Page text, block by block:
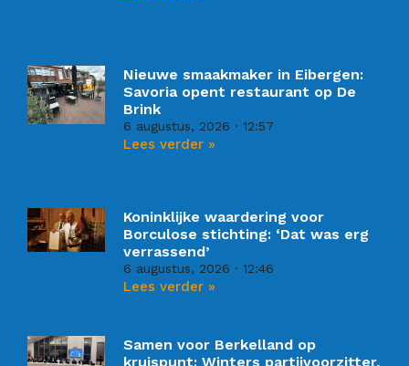
Nieuwe smaakmaker in Eibergen:
Savoria opent restaurant op De
Brink
6 augustus, 2026 12:57
Lees verder »
Koninklijke waardering voor
Borculose stichting: ‘Dat was erg
verrassend’
6 augustus, 2026 12:46
Lees verder »
Samen voor Berkelland op
kruispunt: Winters partijvoorzitter,